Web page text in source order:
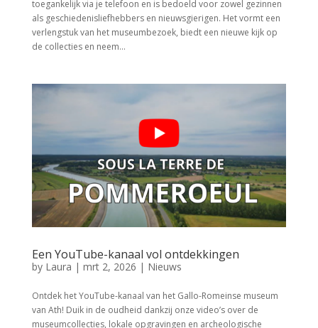
toegankelijk via je telefoon en is bedoeld voor zowel gezinnen
als geschiedenisliefhebbers en nieuwsgierigen. Het vormt een
verlengstuk van het museumbezoek, biedt een nieuwe kijk op
de collecties en neem...
Een YouTube-kanaal vol ontdekkingen
by Laura | mrt 2, 2026 | Nieuws
Ontdek het YouTube-kanaal van het Gallo-Romeinse museum
van Ath! Duik in de oudheid dankzij onze video’s over de
museumcollecties, lokale opgravingen en archeologische